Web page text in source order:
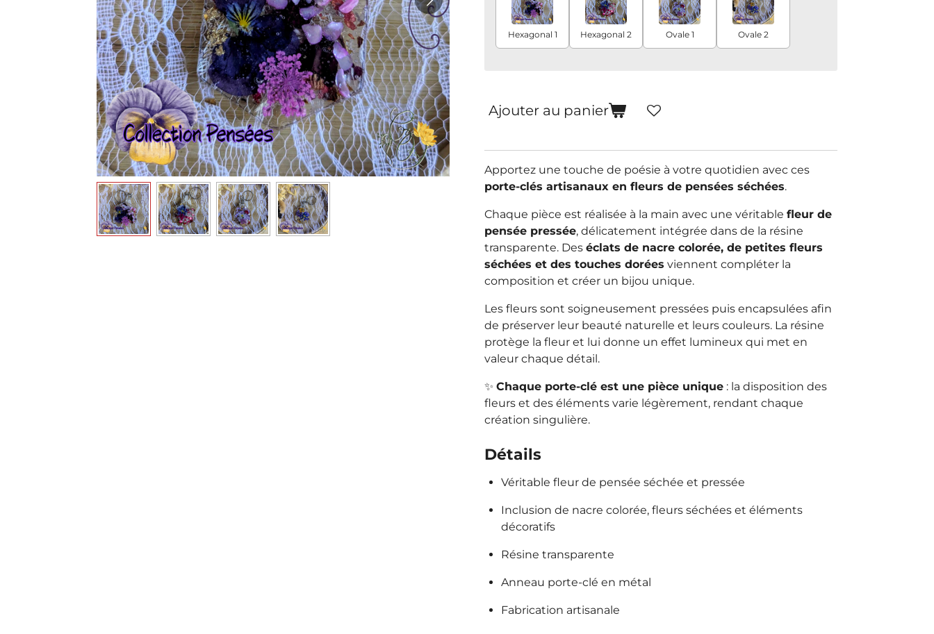
Hexagonal 1 Hexagonal 2 Ovale 1 Ovale 2
Ajouter au panier
Apportez une touche de poésie à votre quotidien avec ces
porte-clés artisanaux en fleurs de pensées séchées.
Chaque pièce est réalisée à la main avec une véritable fleur de
pensée pressée, délicatement intégrée dans de la résine
transparente. Des éclats de nacre colorée, de petites fleurs
séchées et des touches dorées viennent compléter la
composition et créer un bijou unique.
Les fleurs sont soigneusement pressées puis encapsulées afin
de préserver leur beauté naturelle et leurs couleurs. La résine
protège la fleur et lui donne un effet lumineux qui met en
valeur chaque détail.
✨ Chaque porte-clé est une pièce unique : la disposition des
fleurs et des éléments varie légèrement, rendant chaque
création singulière.
Détails
Véritable fleur de pensée séchée et pressée
Inclusion de nacre colorée, fleurs séchées et éléments
décoratifs
Résine transparente
Anneau porte-clé en métal
Fabrication artisanale